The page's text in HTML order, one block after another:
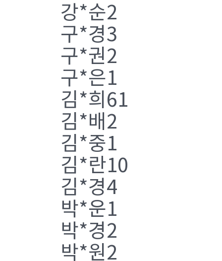
강*순2
구*경3
구*권2
구*은1
김*희61
김*배2
김*중1
김*란10
김*경4
박*운1
박*경2
박*원2